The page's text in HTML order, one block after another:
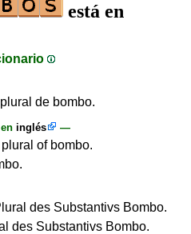
está en
de bombo.
inglés —
of bombo.
des Substantivs Bombo.
des Substantivs Bombo.